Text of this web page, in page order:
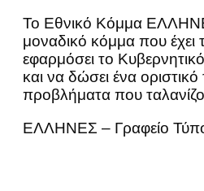
Το Εθνικό Κόμμα
μοναδικό κόμμα που
εφαρμόσει το
και να δώσει ένα
προβλήματα που
ΕΛΛΗΝΕΣ – Γραφείο